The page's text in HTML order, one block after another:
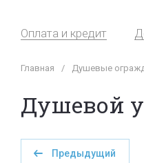
Оплата и кредит
Главная / Душевые
Душевой
Предыдущий